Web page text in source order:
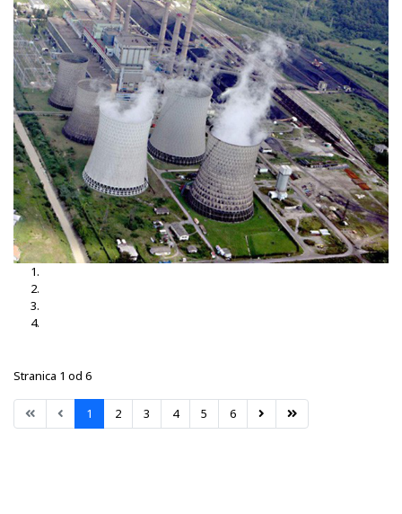
Stranica 1 od 6
1 2 3 4 5 6